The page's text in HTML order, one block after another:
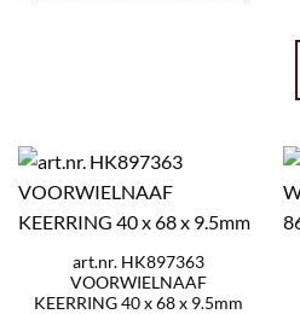
art.nr. HK897363
VOORWIELNAAF
KEERRING 40 x 68 x 9.5mm